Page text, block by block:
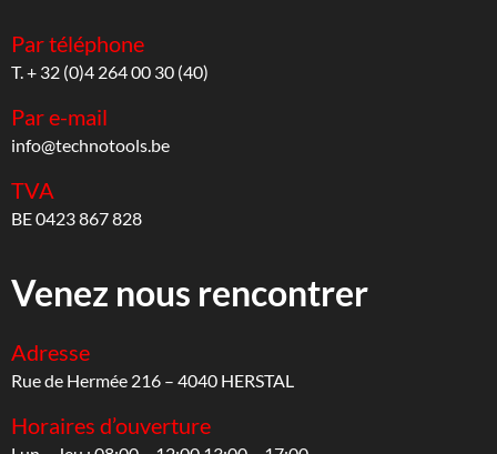
Par téléphone
T. + 32 (0)4 264 00 30 (40)
Par e-mail
info@technotools.be
TVA
BE 0423 867 828
Venez nous rencontrer
Adresse
Rue de Hermée 216 – 4040 HERSTAL
Horaires d’ouverture